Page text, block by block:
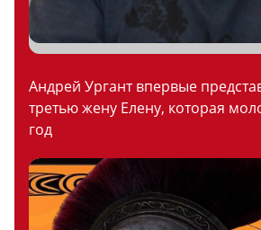
Андрей Ургант впервые
третью жену Елену, которая
год